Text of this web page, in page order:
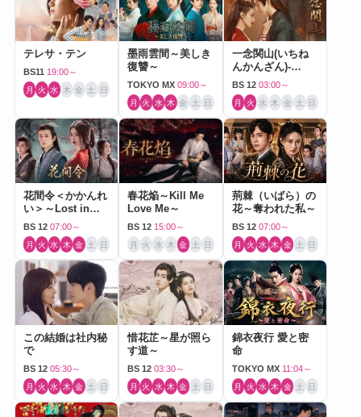
テレサ・テン
BS11 19:00～
月 火 水 木 金 土 日
墨雨雲間～美しき
復讐～
TOKYO MX 09:00～
月 火 水 木 金 土 日
一念関山(いちね
んかんざん)-
Journey to Love-
BS 12 03:00～
月 火 水 木 金 土 日
花間令＜かかんれ
い＞～Lost in
Love～
BS 12 07:00～
月 火 水 木 金 土 日
春花焔～Kill Me
Love Me～
BS 12 15:00～
月 火 水 木 金 土 日
荊棘（いばら）の
花～奪われた私～
BS 12 07:00～
月 火 水 木 金 土 日
この結婚は社内秘
で
BS 12 05:30～
月 火 水 木 金 土 日
惜花芷～星が照ら
す道～
BS 12 03:30～
月 火 水 木 金 土 日
錦衣夜行 愛と密
命
TOKYO MX 11:04～
月 火 水 木 金 土 日